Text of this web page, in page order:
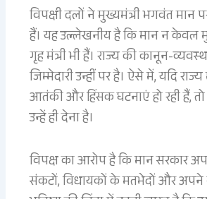
विपक्षी दलों ने मुख्यमंत्री भगवंत मान
हैं। यह उल्लेखनीय है कि मान न केवल
गृह मंत्री भी हैं। राज्य की कानून-
जिम्मेदारी उन्हीं पर है। ऐसे में, यदि
आतंकी और हिंसक घटनाएं हो रही हैं,
उन्हें ही देना है।
विपक्ष का आरोप है कि मान सरकार
संकटों, विधायकों के मतभेदों और अपने